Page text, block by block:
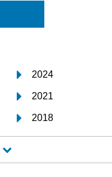
2024
2021
2018
2015
2012